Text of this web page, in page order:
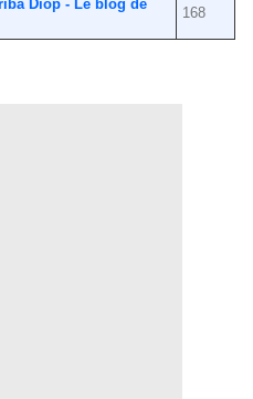
Diop - Le blog de
168